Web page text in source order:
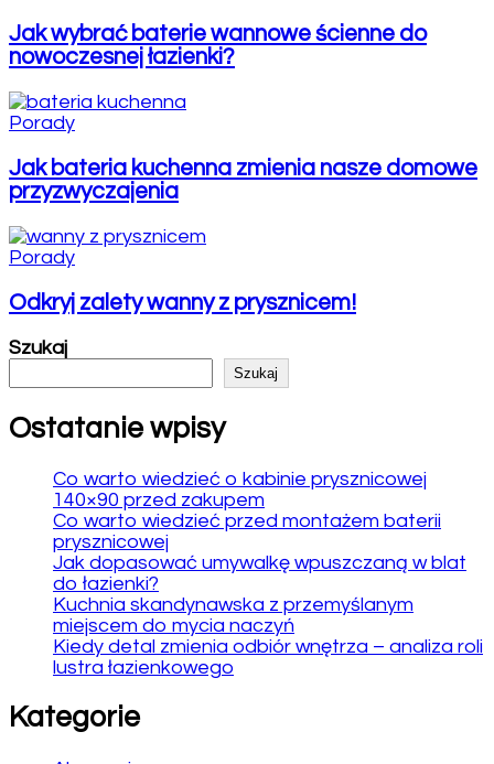
Jak wybrać baterie wannowe ścienne do
nowoczesnej łazienki?
Porady
Jak bateria kuchenna zmienia nasze domowe
przyzwyczajenia
Porady
Odkryj zalety wanny z prysznicem!
Szukaj
Szukaj
Ostatanie wpisy
Co warto wiedzieć o kabinie prysznicowej
140×90 przed zakupem
Co warto wiedzieć przed montażem baterii
prysznicowej
Jak dopasować umywalkę wpuszczaną w blat
do łazienki?
Kuchnia skandynawska z przemyślanym
miejscem do mycia naczyń
Kiedy detal zmienia odbiór wnętrza – analiza roli
lustra łazienkowego
Kategorie